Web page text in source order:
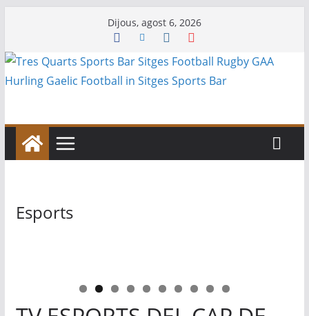
content
Dijous, agost 6, 2026
Esports